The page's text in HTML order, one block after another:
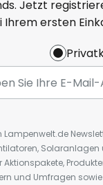
Jetzt
Ihrem ersten
Lampenwelt.de
Aktionspakete,
und Umfragen